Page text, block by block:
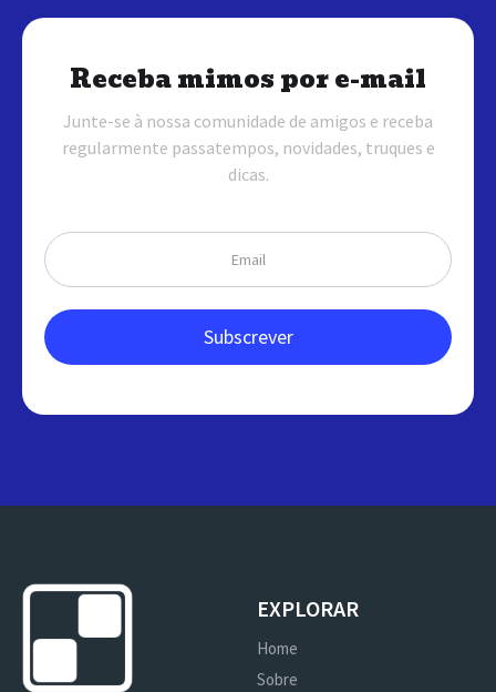
Receba mimos por e-mail
Junte-se à nossa comunidade de amigos e receba
regularmente passatempos, novidades, truques e
dicas.
EXPLORAR
Home
Sobre